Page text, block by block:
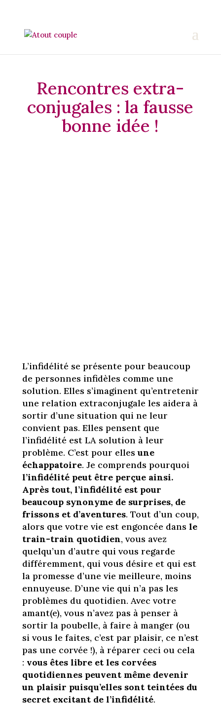
Rencontres extra-
conjugales : la fausse
bonne idée !
L’infidélité se présente pour beaucoup
de personnes infidèles comme une
solution. Elles s’imaginent qu’entretenir
une relation extraconjugale les aidera à
sortir d’une situation qui ne leur
convient pas. Elles pensent que
l’infidélité est LA solution à leur
problème. C’est pour ellesune
échappatoire. Je comprends pourquoi
l’infidélité peut être perçue ainsi.
Après tout, l’infidélité est pour
beaucoup synonyme de surprises, de
frissons et d’aventures. Tout d’un coup,
alors que votre vie est engoncée dans le
train-train quotidien, vous avez
quelqu’un d’autre qui vous regarde
différemment, qui vous désire et qui est
la promesse d’une vie meilleure, moins
ennuyeuse. D’une vie qui n’a pas les
problèmes du quotidien. Avec votre
amant(e), vous n’avez pas à penser à
sortir la poubelle, à faire à manger (ou
si vous le faites, c’est par plaisir, ce n’est
pas une corvée !), à réparer ceci ou cela
: vous êtes libre et les corvées
quotidiennes peuvent même devenir
un plaisir puisqu’elles sont teintées du
secret excitant de l’infidélité.